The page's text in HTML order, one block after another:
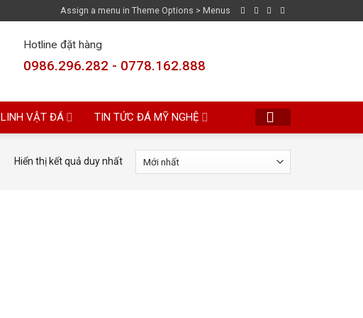
Assign a menu in Theme Options > Menus
Hotline đặt hàng
0986.296.282 - 0778.162.888
LINH VẬT ĐÁ TIN TỨC ĐÁ MỸ NGHỆ
Hiển thị kết quả duy nhất